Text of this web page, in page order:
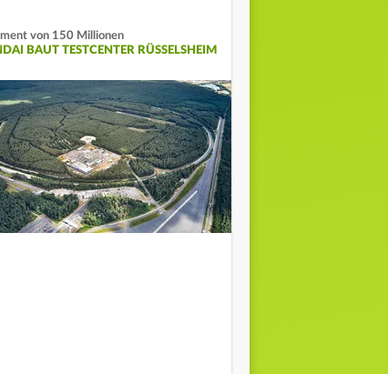
von 150 Millionen
BAUT TESTCENTER RÜSSELSHEIM